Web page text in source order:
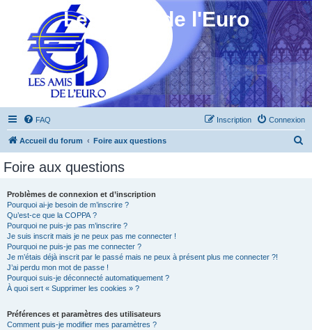
Les Amis de l'Euro
FAQ Connexion
Inscription
Accueil du forum Foire aux questions
Foire aux questions
Problèmes de connexion et d’inscription
Pourquoi ai-je besoin de m’inscrire ?
Qu’est-ce que la COPPA ?
Pourquoi ne puis-je pas m’inscrire ?
Je suis inscrit mais je ne peux pas me connecter !
Pourquoi ne puis-je pas me connecter ?
Je m’étais déjà inscrit par le passé mais ne peux à présent plus me connecter ?!
J’ai perdu mon mot de passe !
Pourquoi suis-je déconnecté automatiquement ?
À quoi sert « Supprimer les cookies » ?
Préférences et paramètres des utilisateurs
Comment puis-je modifier mes paramètres ?